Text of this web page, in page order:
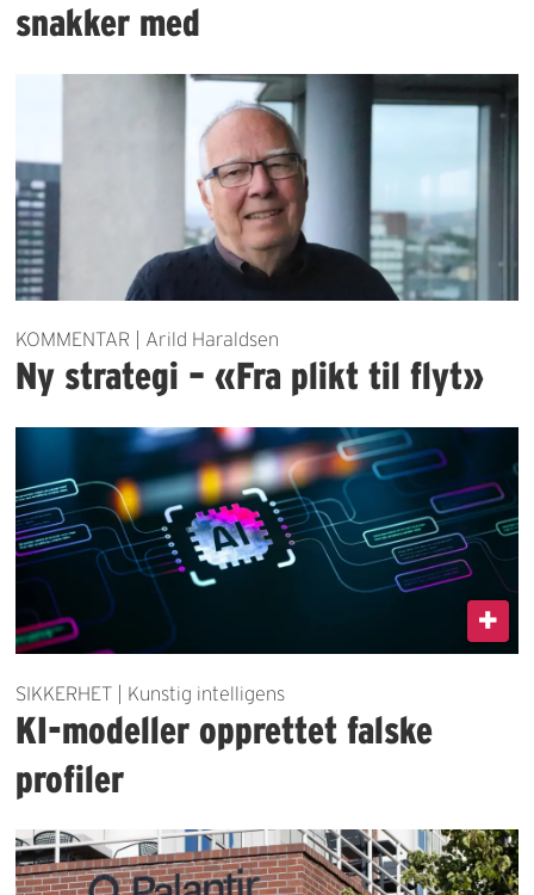
snakker med
KOMMENTAR | Arild Haraldsen
Ny strategi – «Fra plikt til flyt»
SIKKERHET | Kunstig intelligens
KI-modeller opprettet falske
profiler